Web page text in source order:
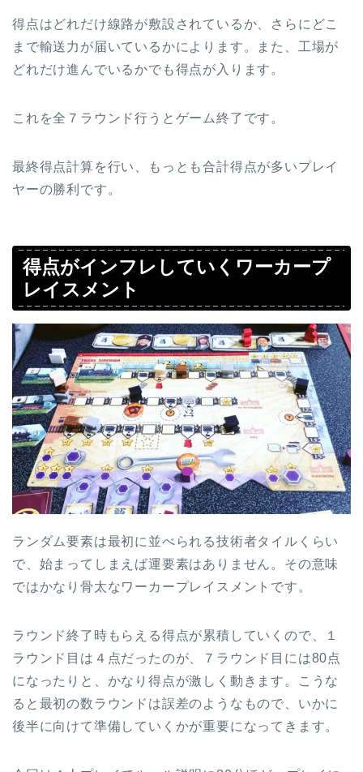
得点はどれだけ線路が敷設されているか、さらにどこ
まで輸送力が届いているかによります。また、工場が
どれだけ進んでいるかでも得点が入ります。
これを全７ラウンド行うとゲーム終了です。
最終得点計算を行い、もっとも合計得点が多いプレイ
ヤーの勝利です。
得点がインフレしていくワーカープ
レイスメント
ランダム要素は最初に並べられる技術者タイルくらい
で、始まってしまえば運要素はありません。その意味
ではかなり骨太なワーカープレイスメントです。
ラウンド終了時もらえる得点が累積していくので、１
ラウンド目は４点だったのが、７ラウンド目には80点
になったりと、かなり得点が激しく動きます。こうな
ると最初の数ラウンドは誤差のようなもので、いかに
後半に向けて準備していくかが重要になってきます。